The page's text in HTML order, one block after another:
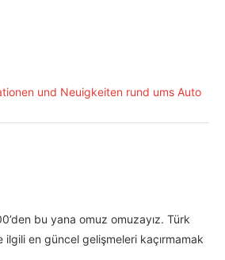
bu yana omuz omuzayız. Türk
en güncel gelişmeleri kaçırmamak